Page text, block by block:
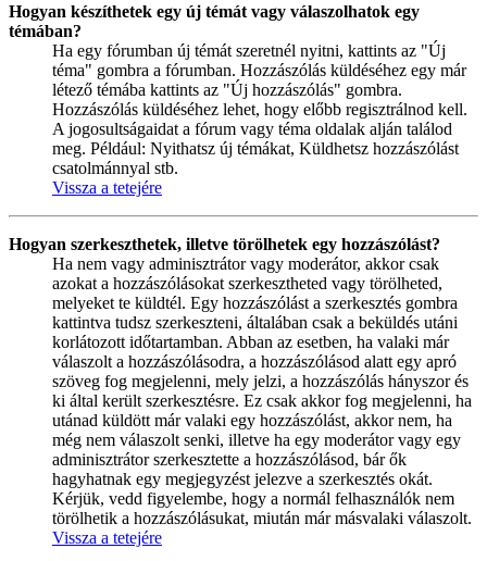
Hogyan készíthetek egy új témát vagy válaszolhatok egy
témában?
Ha egy fórumban új témát szeretnél nyitni, kattints az "Új
téma" gombra a fórumban. Hozzászólás küldéséhez egy már
létező témába kattints az "Új hozzászólás" gombra.
Hozzászólás küldéséhez lehet, hogy előbb regisztrálnod kell.
A jogosultságaidat a fórum vagy téma oldalak alján találod
meg. Például: Nyithatsz új témákat, Küldhetsz hozzászólást
csatolmánnyal stb.
Vissza a tetejére
Hogyan szerkeszthetek, illetve törölhetek egy hozzászólást?
Ha nem vagy adminisztrátor vagy moderátor, akkor csak
azokat a hozzászólásokat szerkesztheted vagy törölheted,
melyeket te küldtél. Egy hozzászólást a szerkesztés gombra
kattintva tudsz szerkeszteni, általában csak a beküldés utáni
korlátozott időtartamban. Abban az esetben, ha valaki már
válaszolt a hozzászólásodra, a hozzászólásod alatt egy apró
szöveg fog megjelenni, mely jelzi, a hozzászólás hányszor és
ki által került szerkesztésre. Ez csak akkor fog megjelenni, ha
utánad küldött már valaki egy hozzászólást, akkor nem, ha
még nem válaszolt senki, illetve ha egy moderátor vagy egy
adminisztrátor szerkesztette a hozzászólásod, bár ők
hagyhatnak egy megjegyzést jelezve a szerkesztés okát.
Kérjük, vedd figyelembe, hogy a normál felhasználók nem
törölhetik a hozzászólásukat, miután már másvalaki válaszolt.
Vissza a tetejére